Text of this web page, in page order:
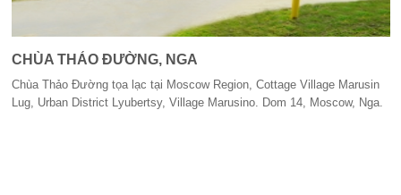
CHÙA THẢO ĐƯỜNG, NGA
Chùa Thảo Đường tọa lạc tại Moscow Region, Cottage Village Marusin
Lug, Urban District Lyubertsy, Village Marusino. Dom 14, Moscow, Nga.